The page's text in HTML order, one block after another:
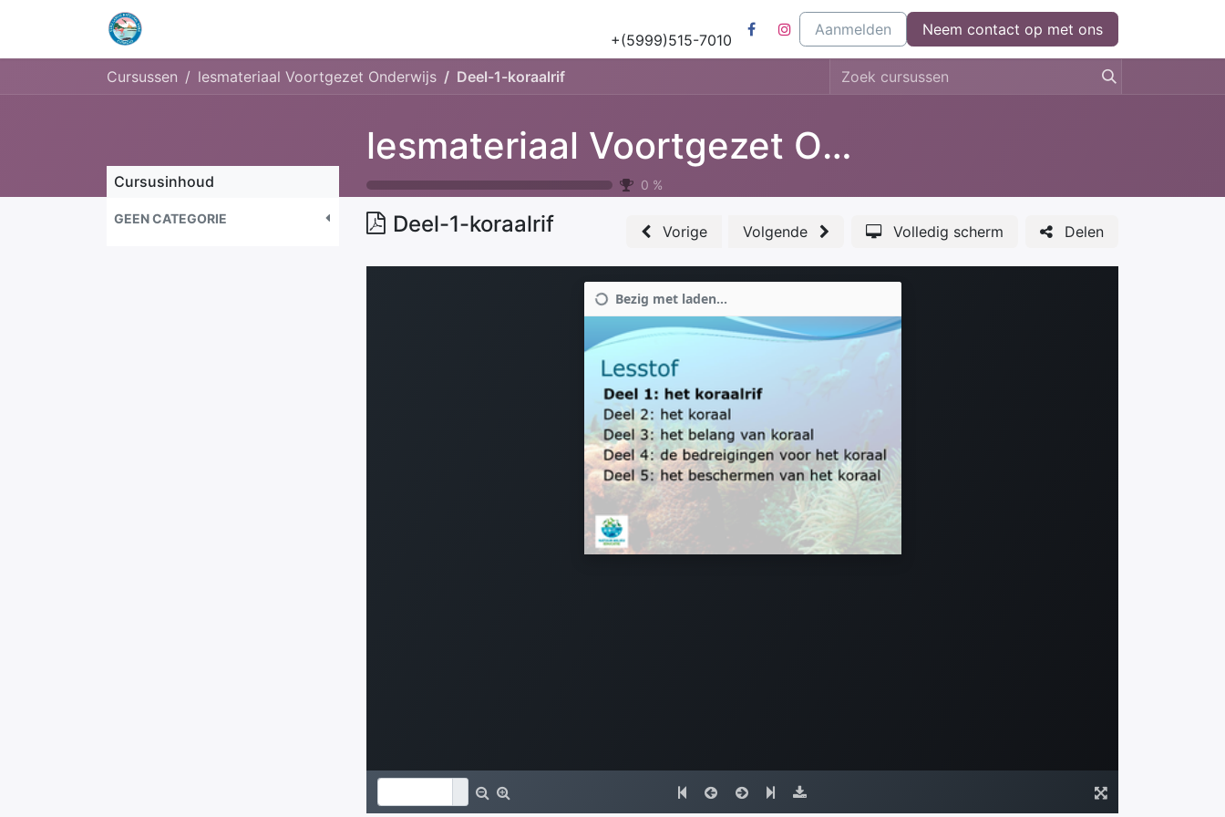
Het Salu Project Lesmateriaal Kom bij ons werken Neem contact op
+(5999)515-7010
Aanmelden Neem contact op met ons
Cursussen lesmateriaal Voortgezet Onderwijs Deel-1-koraalrif
lesmateriaal Voortgezet Onderwijs
0 %
Cursusinhoud
GEEN CATEGORIE Deel-1-koraalrif Vorige Volgende Volledig scherm Delen